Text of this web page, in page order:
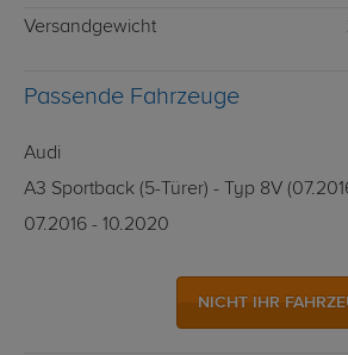
Versandgewicht
Passende Fahrzeuge
Audi
A3 Sportback (5-Türer) - Typ 8V
07.2016 - 10.2020
NICHT IHR